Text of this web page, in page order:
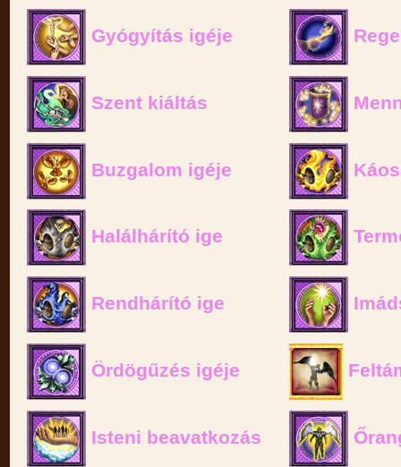
Gyógyítás igéje
Szent kiáltás
Buzgalom igéje
Halálhárító ige
Rendhárító ige
Ördögűzés igéje
Isteni beavatkozás